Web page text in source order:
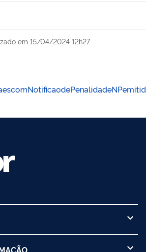
em 15/04/2024 12h27